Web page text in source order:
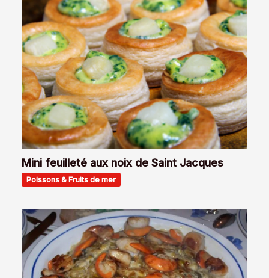
Mini feuilleté aux noix de Saint Jacques
Poissons & Fruits de mer